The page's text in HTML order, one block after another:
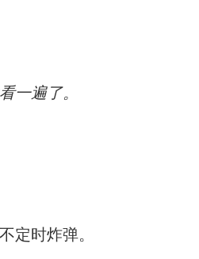
一遍了。
定时炸弹。